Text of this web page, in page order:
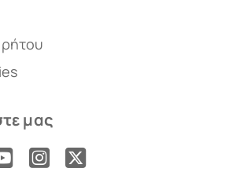
μας
YouTube
Instagram
X